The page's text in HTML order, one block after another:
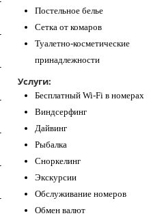
Постельное белье
Сетка от комаров
Туалетно-косметические
принадлежности
Услуги:
Бесплатный Wi-Fi в номерах
Виндсерфинг
Дайвинг
Рыбалка
Сноркелинг
Экскурсии
Обслуживание номеров
Обмен валют